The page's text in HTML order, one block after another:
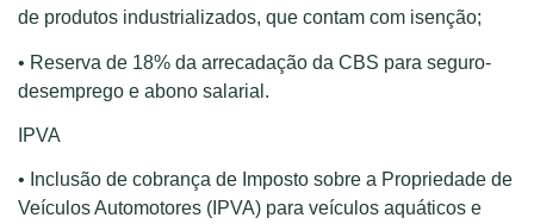
de produtos industrializados, que contam com isenção;
• Reserva de 18% da arrecadação da CBS para seguro-
desemprego e abono salarial.
IPVA
• Inclusão de cobrança de Imposto sobre a Propriedade de
Veículos Automotores (IPVA) para veículos aquáticos e